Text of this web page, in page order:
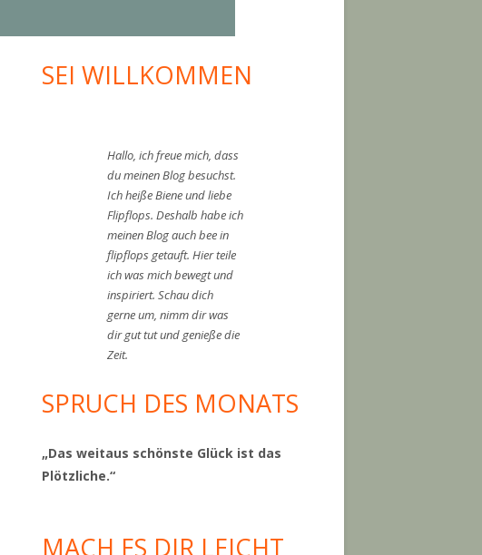
Haupt-
SEI WILLKOMMEN
Hallo, ich freue mich, dass
du meinen Blog besuchst.
Ich heiße Biene und liebe
Flipflops. Deshalb habe ich
meinen Blog auch bee in
flipflops getauft. Hier teile
ich was mich bewegt und
inspiriert. Schau dich
gerne um, nimm dir was
dir gut tut und genieße die
Zeit.
SPRUCH DES MONATS
„Das weitaus schönste Glück ist das
Plötzliche.“
MACH ES DIR LEICHT